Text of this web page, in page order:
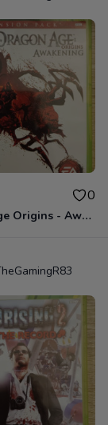
0
Dragon Age Origins - Awakening Xbox 360